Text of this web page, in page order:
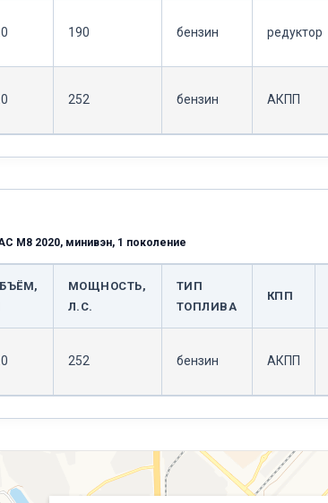
190 бензин редуктор
252 бензин АКПП
M8 2020, минивэн, 1 поколение
МОЩНОСТЬ,
Л.С.
ТИП
ТОПЛИВА
КПП
252 бензин АКПП